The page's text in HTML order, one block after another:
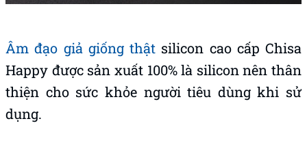
Âm đạo giả giống thật silicon cao cấp Chisa
Happy được sản xuất 100% là silicon nên thân
thiện cho sức khỏe người tiêu dùng khi sử
dụng.